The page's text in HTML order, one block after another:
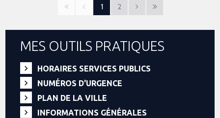
1 2
MES OUTILS PRATIQUES
HORAIRES SERVICES PUBLICS
NUMÉROS D'URGENCE
PLAN DE LA VILLE
INFORMATIONS GÉNÉRALES